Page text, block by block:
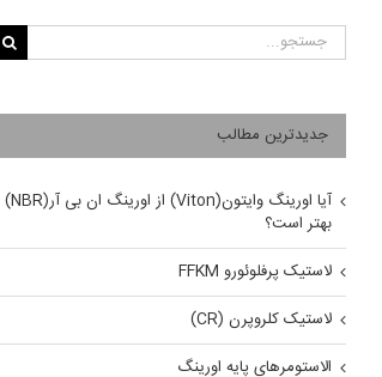
جستجو
برای:
جدیدترین مطالب
آیا اورینگ وایتون(Viton) از اورینگ ان بی آر(NBR)
بهتر است؟
لاستیک پرفلوئورو FFKM
لاستیک کلروپرن (CR)
الاستومرهای پایه اورینگ